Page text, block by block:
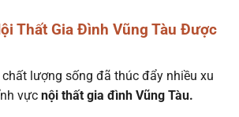
Thất Gia Đình Vũng Tàu Được
lượng sống đã thúc đẩy nhiều xu
vực nội thất gia đình Vũng Tàu.